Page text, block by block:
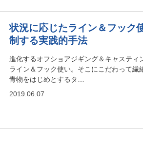
状況に応じたライン＆フック
制する実践的手法
進化するオフショアジギング＆キャスティ
ライン＆フック使い。そこにこだわって繊
青物をはじめとするタ…
2019.06.07